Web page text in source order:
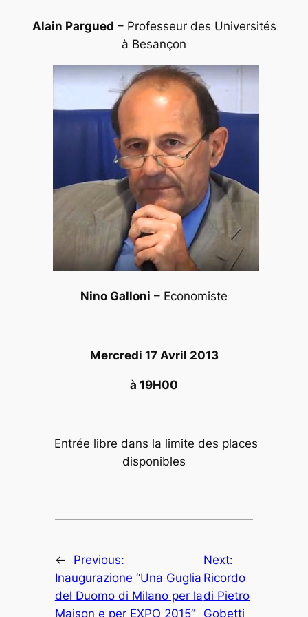
Alain Pargued – Professeur des Universités
à Besançon
Nino Galloni – Economiste
Mercredi 17 Avril 2013
à 19H00
Entrée libre dans la limite des places
disponibles
←
Previous:
Inaugurazione “Una Guglia
del Duomo di Milano per la
Maison e per EXPO 2015”
Next:
Ricordo
di Pietro
Gobetti